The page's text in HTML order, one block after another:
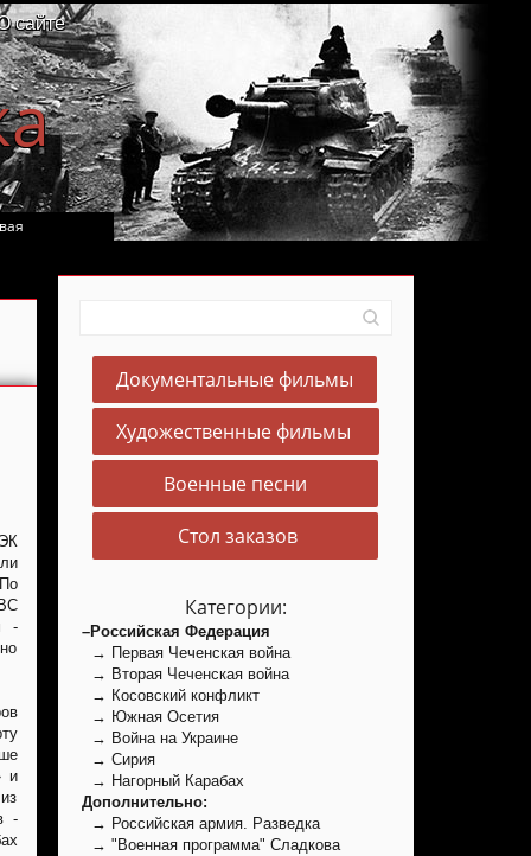
сайте
-
и
-
Документальные фильмы
Художественные фильмы
Военные песни
Стол заказов
Категории:
–Российская Федерация
→ Первая Чеченская война
→ Вторая Чеченская война
→ Косовский конфликт
→ Южная Осетия
→ Война на Украине
→ Сирия
→ Нагорный Карабах
Дополнительно:
→ Российская армия. Разведка
→ "Военная программа" Сладкова